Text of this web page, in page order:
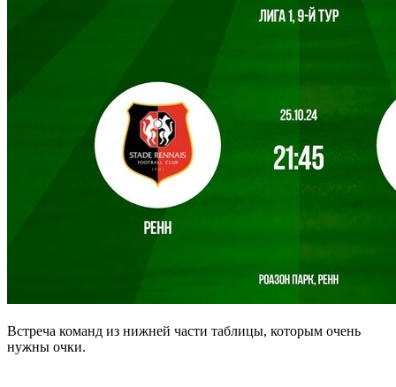
Встреча команд из нижней части таблицы, которым очень
нужны очки.